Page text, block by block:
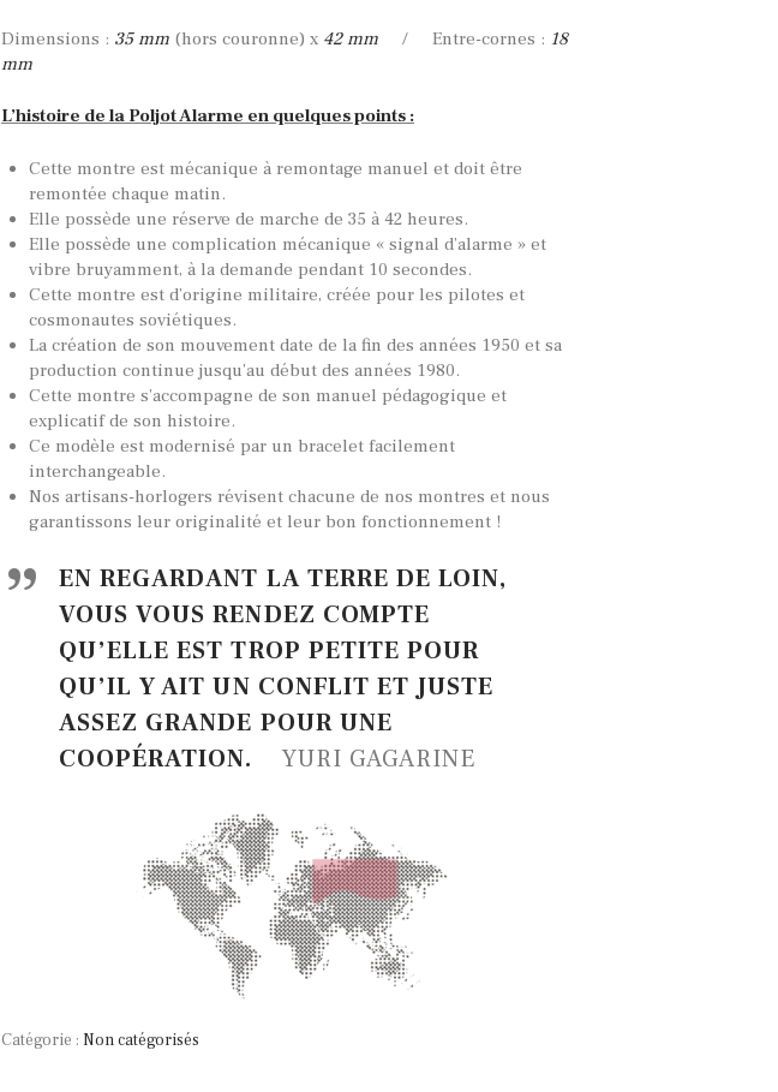
Dimensions : 35 mm (hors couronne) x 42 mm / Entre-cornes : 18
mm
L’histoire de la Poljot Alarme en quelques points :
Cette montre est mécanique à remontage manuel et doit être
remontée chaque matin.
Elle possède une réserve de marche de 35 à 42 heures.
Elle possède une complication mécanique « signal d’alarme » et
vibre bruyamment, à la demande pendant 10 secondes.
Cette montre est d’origine militaire, créée pour les pilotes et
cosmonautes soviétiques.
La création de son mouvement date de la fin des années 1950 et sa
production continue jusqu’au début des années 1980.
Cette montre s’accompagne de son manuel pédagogique et
explicatif de son histoire.
Ce modèle est modernisé par un bracelet facilement
interchangeable.
Nos artisans-horlogers révisent chacune de nos montres et nous
garantissons leur originalité et leur bon fonctionnement !
EN REGARDANT LA TERRE DE LOIN,
VOUS VOUS RENDEZ COMPTE
QU’ELLE EST TROP PETITE POUR
QU’IL Y AIT UN CONFLIT ET JUSTE
ASSEZ GRANDE POUR UNE
COOPÉRATION.
YURI GAGARINE
Catégorie : Non catégorisés